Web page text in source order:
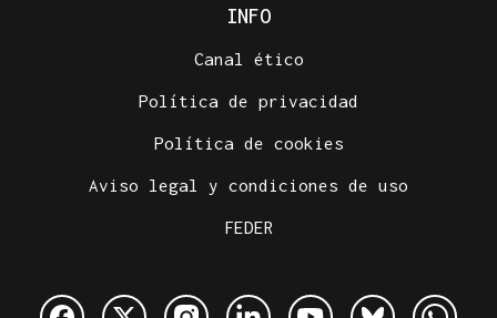
INFO
Canal ético
Política de privacidad
Política de cookies
Aviso legal y condiciones de uso
FEDER